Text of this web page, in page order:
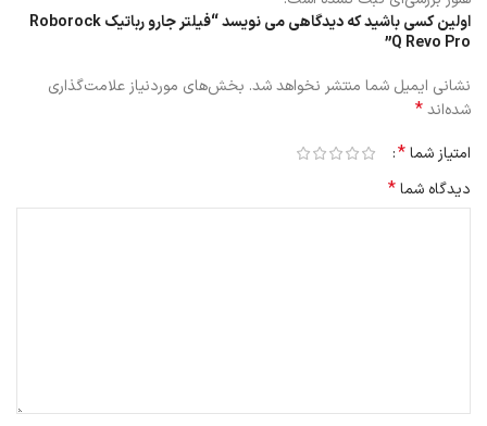
اولین کسی باشید که دیدگاهی می نویسد “فیلتر جارو رباتیک Roborock
Q Revo Pro”
نشانی ایمیل شما منتشر نخواهد شد. بخش‌های موردنیاز علامت‌گذاری
شده‌اند*
امتیاز شما*
دیدگاه شما*